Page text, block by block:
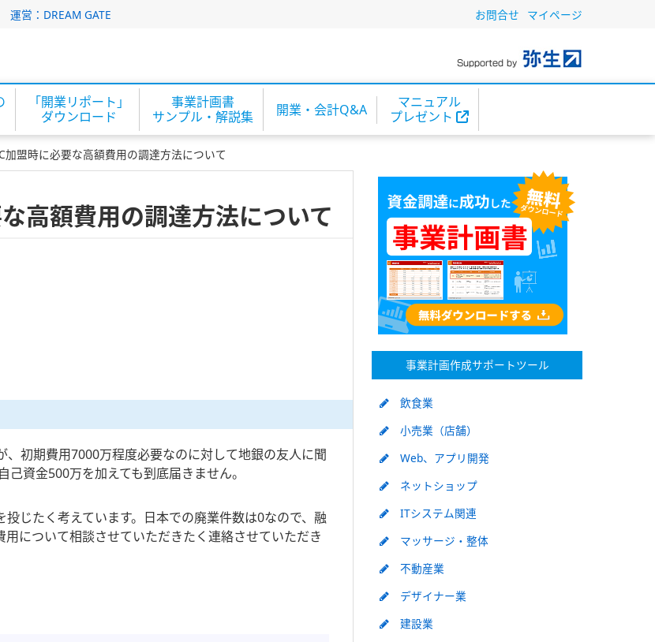
運営：DREAM GATE マイページ
お問合せ
「開業リポート」
ダウンロード
事業計画書
サンプル・解説集
開業・会計Q&A
マニュアル
プレゼント
加盟時に必要な高額費用の調達方法について
高額費用の調達方法について
初期費用7000万程度必要なのに対して地銀の友人に聞
資金500万を加えても到底届きません。
じたく考えています。日本での廃業件数は0なので、融
について相談させていただきたく連絡させていただき
事業計画作成サポートツール
飲食業
小売業（店舗）
Web、アプリ開発
ネットショップ
ITシステム関連
マッサージ・整体
不動産業
デザイナー業
建設業